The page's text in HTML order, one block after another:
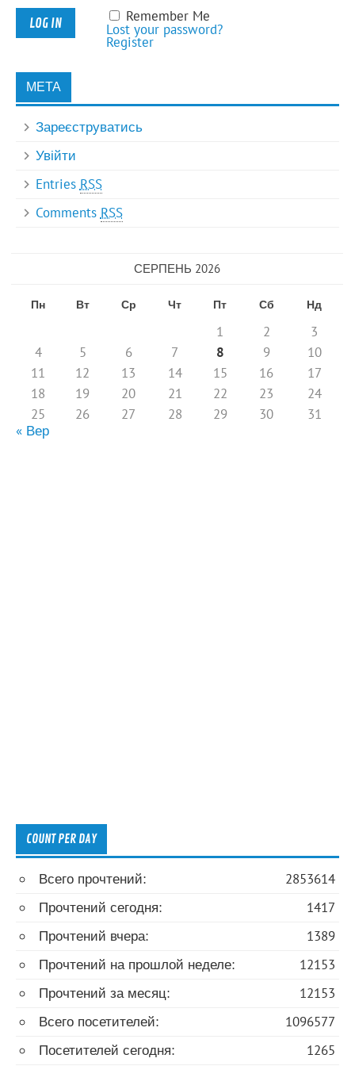
Remember Me
Lost your password?
Register
МЕТА
Зареєструватись
Увійти
Entries RSS
Comments RSS
СЕРПЕНЬ 2026
Пн Вт Ср Чт Пт Сб Нд
1 2
3
4
5 6 7 8 9
10
11
12 13 14 15 16
17
18
19 20 21 22 23
24
25
26 27 28 29 30
31
« Вер
COUNT PER DAY
2853614
Всего прочтений:
1417
Прочтений сегодня:
1389
Прочтений вчера:
12153
Прочтений на прошлой неделе:
12153
Прочтений за месяц:
1096577
Всего посетителей:
1265
Посетителей сегодня: